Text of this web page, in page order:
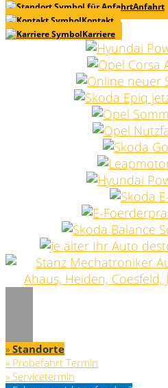
Anfahrt
Kontakt
Karriere
» Standorte
» Probefahrt Termin
» Servicetermin